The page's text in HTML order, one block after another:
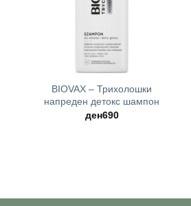
BIOVAX – Трихолошки
напреден детокс шампон
ден690